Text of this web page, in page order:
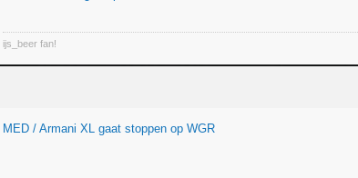
ijs_beer fan!
MED / Armani XL gaat stoppen op WGR